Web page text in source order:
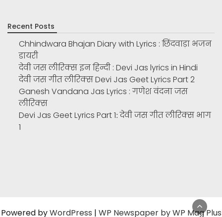
Recent Posts
Chhindwara Bhajan Diary with Lyrics : छिंदवाड़ा भजन
डायरी
देवी जस लीरिक्स इन हिन्दी : Devi Jas lyrics in Hindi
देवी जस गीत लीरिक्स Devi Jas Geet Lyrics Part 2
Ganesh Vandana Jas Lyrics : गणेश वंदना जस
लीरिक्स
Devi Jas Geet Lyrics Part 1ː देवी जस गीत लीरिक्स भाग
1
Powered byWordPress | WP Newspaper by WP Mag Plus